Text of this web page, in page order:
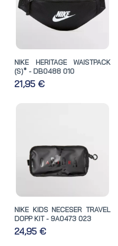
NIKE HERITAGE WAISTPACK
(S)* - DB0488 010
21,95 €
NIKE KIDS NECESER TRAVEL
DOPP KIT - 9A0473 023
24,95 €